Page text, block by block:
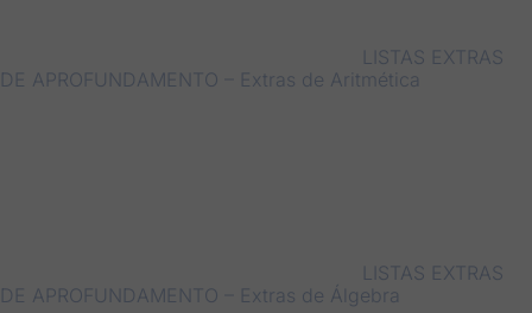
LISTAS EXTRAS
DE APROFUNDAMENTO – Extras de Aritmética
LISTAS EXTRAS
DE APROFUNDAMENTO – Extras de Álgebra